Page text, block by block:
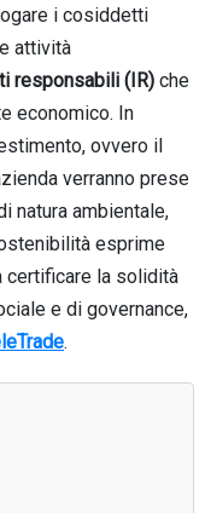
i cosiddetti
attività
responsabili (IR) che
economico. In
ovvero il
verranno prese
natura ambientale,
esprime
certificare la solidità
e di governance,
.